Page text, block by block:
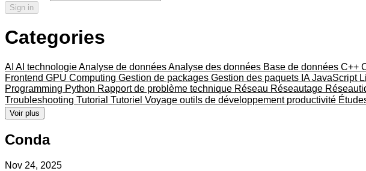
Sign in
Categories
AI AI technologieAnalyse de donnéesAnalyse des données Base de données C++
Frontend GPU Computing Gestion de packages Gestion des paquets IAJavaScript
Programming Python Rapport de problème technique Réseau Réseautage
Troubleshooting Tutorial Tutoriel Voyage outils de développement productivité
Voir plus
Conda
Nov 24, 2025